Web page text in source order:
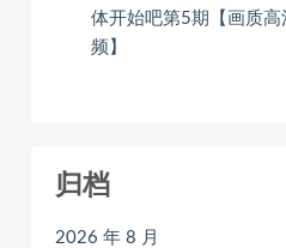
体开始吧第5期【画质高
频】
归档
2026 年 8 月